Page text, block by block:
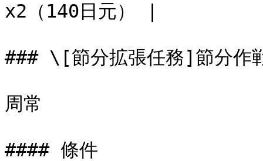
x2（140日元） |
### \[節分拡張任務]節分作
周常
#### 條件